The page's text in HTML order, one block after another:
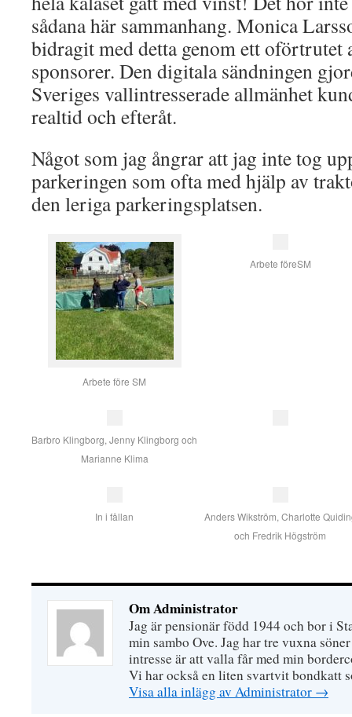
sådana här sammanhang. Monica
bidragit med detta genom ett oförtrutet
sponsorer. Den digitala sändningen
Sveriges vallintresserade allmänhet
realtid och efteråt.
Något som jag ångrar att jag inte tog
parkeringen som ofta med hjälp av
den leriga parkeringsplatsen.
Arbete före SM
Arbete föreSM
Barbro Klingborg, Jenny Klingborg och
Marianne Klima
In i fållan
Anders Wikström, Charlotte
och Fredrik Högström
Om Administrator
Jag är pensionär född 1944 och bor i
min sambo Ove. Jag har tre vuxna
intresse är att valla får med min
Vi har också en liten svartvit bondkatt
Visa alla inlägg av Administrator →